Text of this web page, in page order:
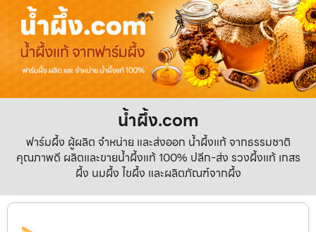
น้ำผึ้ง.com
ฟาร์มผึ้ง ผู้ผลิต จำหน่าย และส่งออก น้ำผึ้งแท้ จากธรรมชาติ
คุณภาพดี ผลิตและขายน้ำผึ้งแท้ 100% ปลีก-ส่ง รวงผึ้งแท้ เกสร
ผึ้ง นมผึ้ง ไขผึ้ง และผลิตภัณฑ์จากผึ้ง